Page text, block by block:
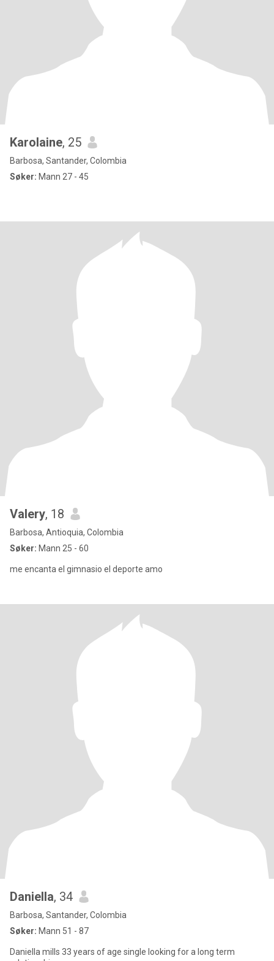
Karolaine, 25
Barbosa, Santander, Colombia
Søker: Mann 27 - 45
Valery, 18
Barbosa, Antioquia, Colombia
Søker: Mann 25 - 60
me encanta el gimnasio el deporte amo
Daniella, 34
Barbosa, Santander, Colombia
Søker: Mann 51 - 87
Daniella mills 33 years of age single looking for a long term